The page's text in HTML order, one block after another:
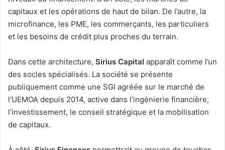
capitaux et les opérations de haut de bilan. De l’autre, la
microfinance, les PME, les commerçants, les particuliers
et les besoins de crédit plus proches du terrain.
Dans cette architecture, Sirius Capital apparaît comme l’un
des socles spécialisés. La société se présente
publiquement comme une SGI agréée sur le marché de
l’UEMOA depuis 2014, active dans l’ingénierie financière,
l’investissement, le conseil stratégique et la mobilisation
de capitaux.